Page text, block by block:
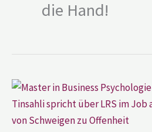
die Hand!
LRS
im
Job:
Till
Tinsahli